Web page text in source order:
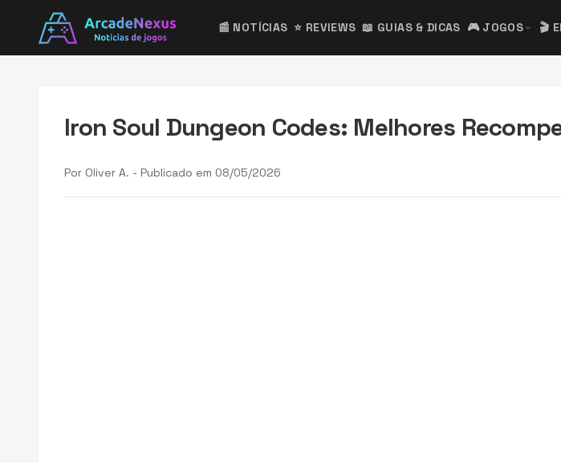
📰 NOTÍCIAS ⭐ REVIEWS 📖 GUIAS & DICAS 🎮 JOGOS expand_more 🎬
Iron Soul Dungeon Codes: Melhores
Por Oliver A. - Publicado em 08/05/2026